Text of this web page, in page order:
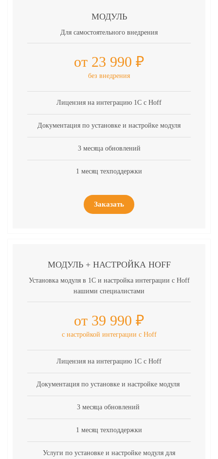
МОДУЛЬ
Для самостоятельного внедрения
от 23 990 ₽
без внедрения
Лицензия на интеграцию 1С с Hoff
Документация по установке и настройке модуля
3 месяца обновлений
1 месяц техподдержки
Заказать
МОДУЛЬ + НАСТРОЙКА HOFF
Установка модуля в 1С и настройка интеграции с Hoff
нашими специалистами
от 39 990 ₽
с настройкой интеграции с Hoff
Лицензия на интеграцию 1С с Hoff
Документация по установке и настройке модуля
3 месяца обновлений
1 месяц техподдержки
Услуги по установке и настройке модуля для